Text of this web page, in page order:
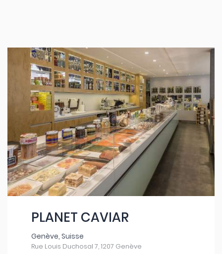
PLANET CAVIAR
Genève, Suisse
Rue Louis Duchosal 7, 1207 Genève